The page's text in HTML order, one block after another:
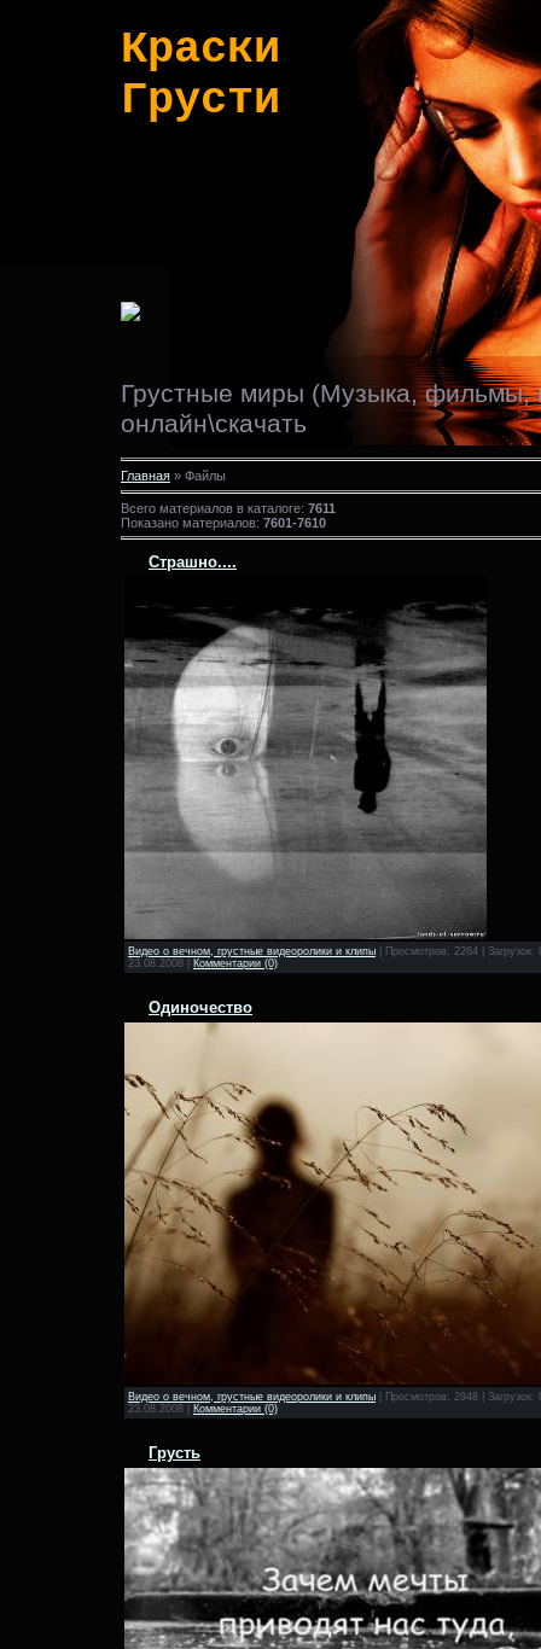
Краски
Грусти
Грустные миры (Музыка, фильмы,
онлайн\скачать
Главная » Файлы
Всего материалов в каталоге: 7611
Показано материалов: 7601-7610
Страшно....
Видео о вечном, грустные видеоролики и клипы Просмотров: 2264 Загрузок:
23.08.2008
Комментарии (0)
Одиночество
Видео о вечном, грустные видеоролики и клипы Просмотров: 2948 Загрузок:
23.08.2008
Комментарии (0)
Грусть